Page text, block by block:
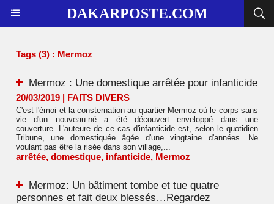
DAKARPOSTE.COM
Tags (3) : Mermoz
Mermoz : Une domestique arrêtée pour infanticide
20/03/2019 | FAITS DIVERS
C'est l'émoi et la consternation au quartier Mermoz où le corps sans
vie d'un nouveau-né a été découvert enveloppé dans une
couverture. L'auteure de ce cas d'infanticide est, selon le quotidien
Tribune, une domestiquée âgée d'une vingtaine d'années. Ne
voulant pas être la risée dans son village,...
arrêtée, domestique, infanticide, Mermoz
Mermoz: Un bâtiment tombe et tue quatre
personnes et fait deux blessés…Regardez